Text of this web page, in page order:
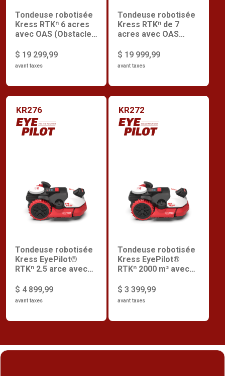
Tondeuse robotisée
Kress RTKⁿ 6 acres
avec OAS (Obstacle
moteur amélioré et
V-Wheel.
$ 19 299,99
avant taxes
Tondeuse robotisée
Kress RTKⁿ de 7
acres avec OAS
System)
$ 19 999,99
avant taxes
KR276
Tondeuse robotisée
Kress EyePilot®
RTKⁿ 2.5 arce avec
intégrée
$ 4 899,99
avant taxes
KR272
Tondeuse robotisée
Kress EyePilot®
RTKⁿ 2000 m² avec
intégrée
$ 3 399,99
avant taxes